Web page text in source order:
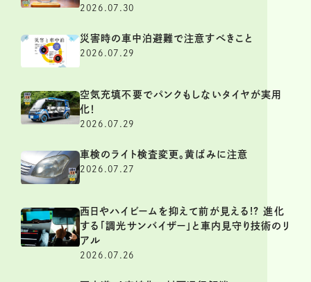
2026.07.30
災害時の車中泊避難で注意すべきこと
2026.07.29
空気充填不要でパンクもしないタイヤが実用
化！
2026.07.29
車検のライト検査変更。黄ばみに注意
2026.07.27
西日やハイビームを抑えて前が見える!? 進化
する「調光サンバイザー」と車内見守り技術のリ
アル
2026.07.26